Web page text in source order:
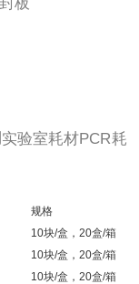
实验室耗材PCR耗
规格
10块/盒，20盒/箱
10块/盒，20盒/箱
10块/盒，20盒/箱